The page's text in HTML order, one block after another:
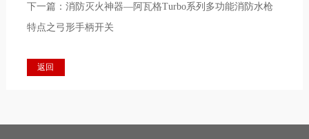
下一篇： 消防灭火神器—阿瓦格Turbo系列多功能消防水枪
特点之弓形手柄开关
返回